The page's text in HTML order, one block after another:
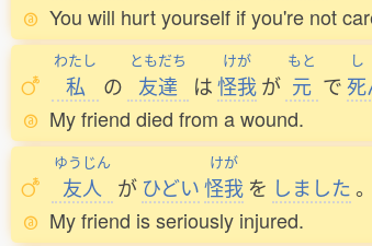
You will hurt yourself if you're not
わたし
私 の
ともだち
友達 は
けが
怪我が
もと
元 で
し
死
My friend died from a wound.
ゆうじん
友人 が ひどい
けが
怪我 を しました。
My friend is seriously injured.